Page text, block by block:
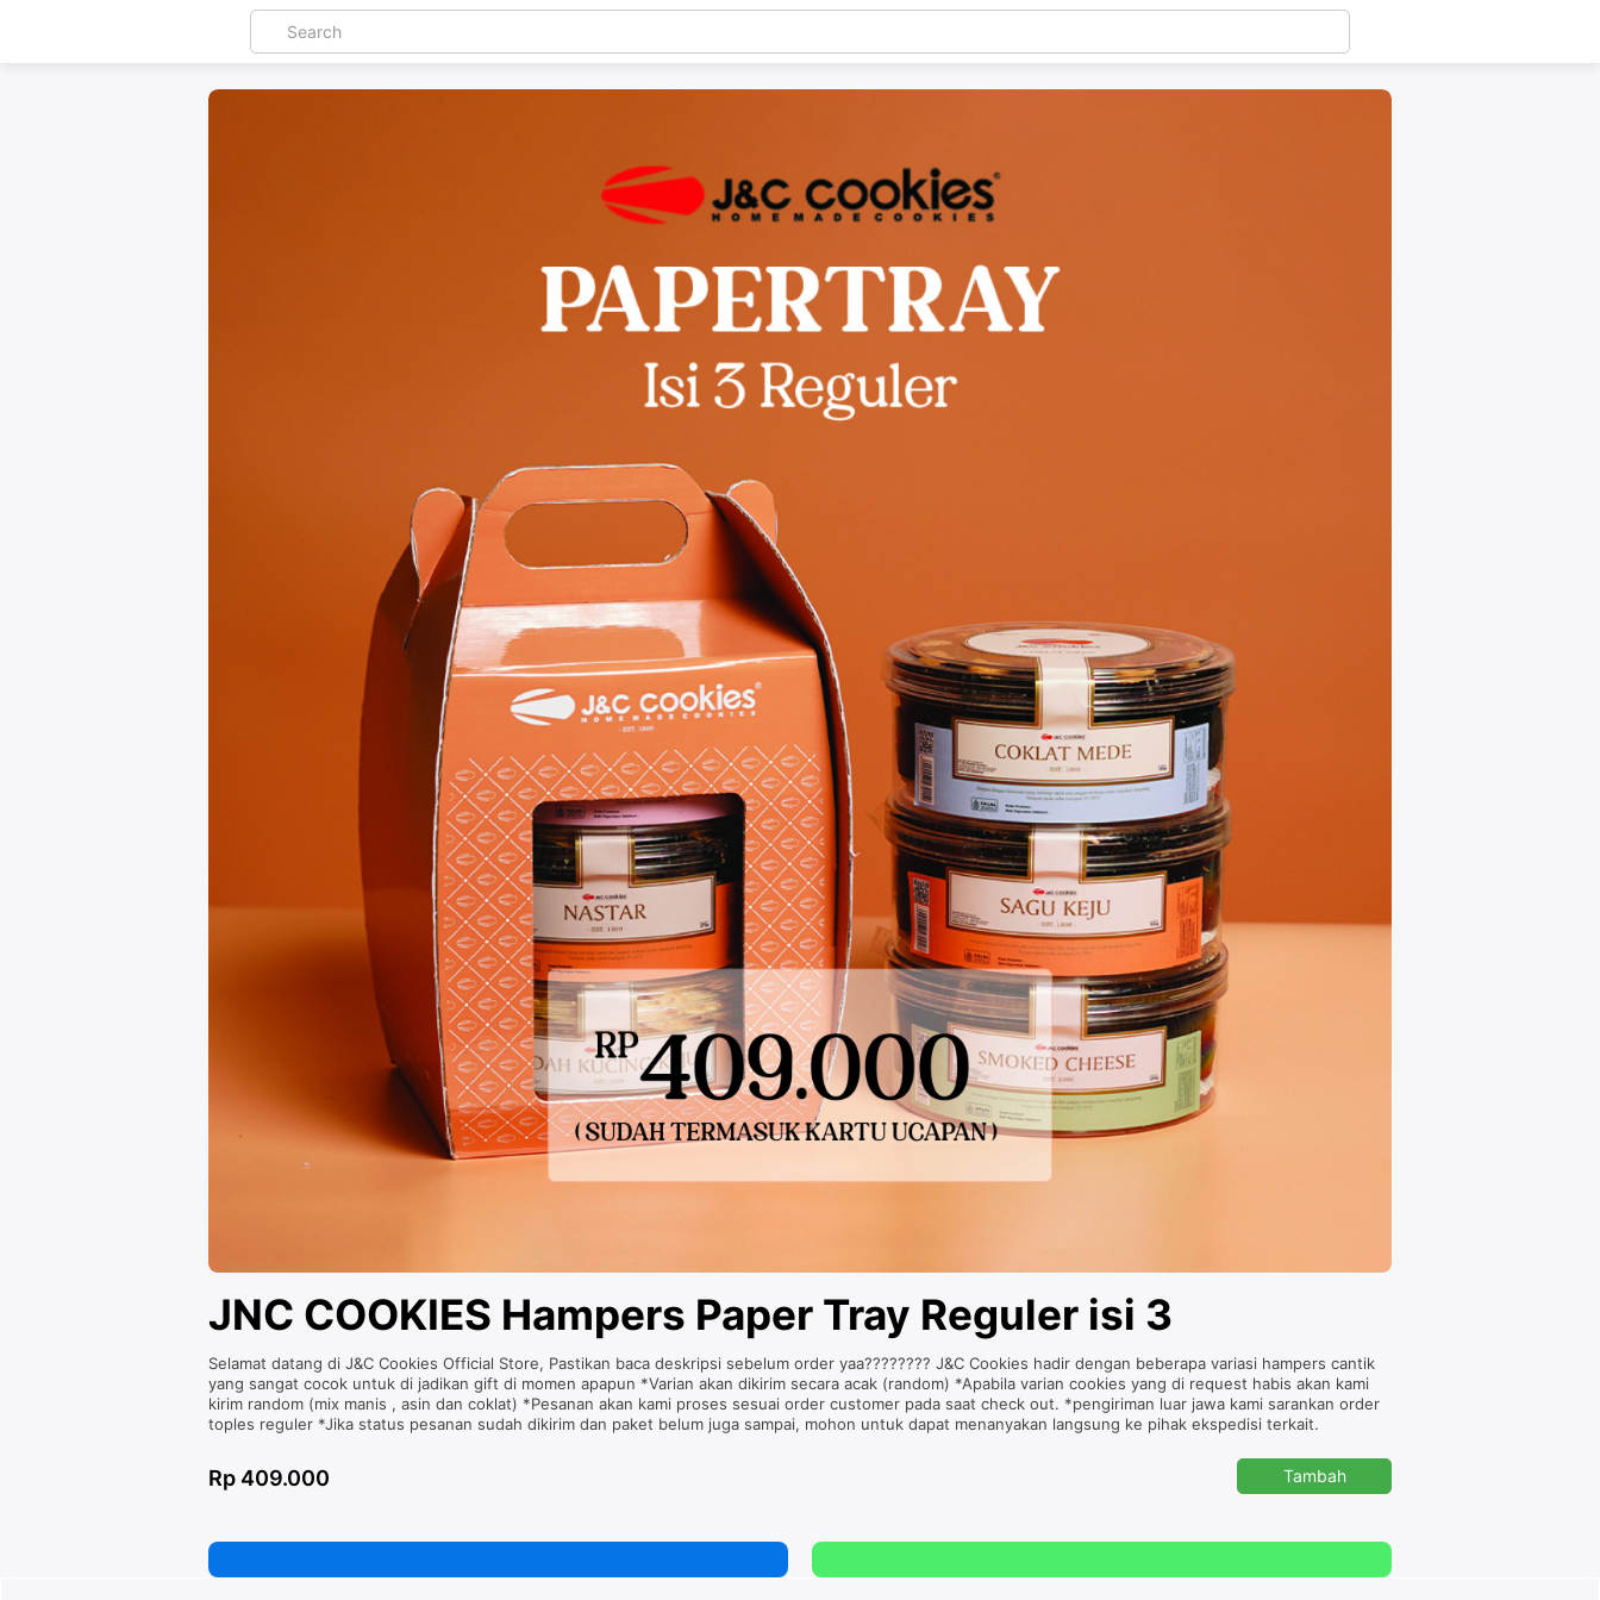
JNC COOKIES Hampers Paper Tray Reguler isi 3
Selamat datang di J&C Cookies Official Store, Pastikan baca deskripsi sebelum order yaa???????? J&C Cookies hadir dengan beberapa variasi hampers cantik
yang sangat cocok untuk di jadikan gift di momen apapun *Varian akan dikirim secara acak (random) *Apabila varian cookies yang di request habis akan kami
kirim random (mix manis , asin dan coklat) *Pesanan akan kami proses sesuai order customer pada saat check out. *pengiriman luar jawa kami sarankan order
toples reguler *Jika status pesanan sudah dikirim dan paket belum juga sampai, mohon untuk dapat menanyakan langsung ke pihak ekspedisi terkait.
Rp 409.000 Tambah